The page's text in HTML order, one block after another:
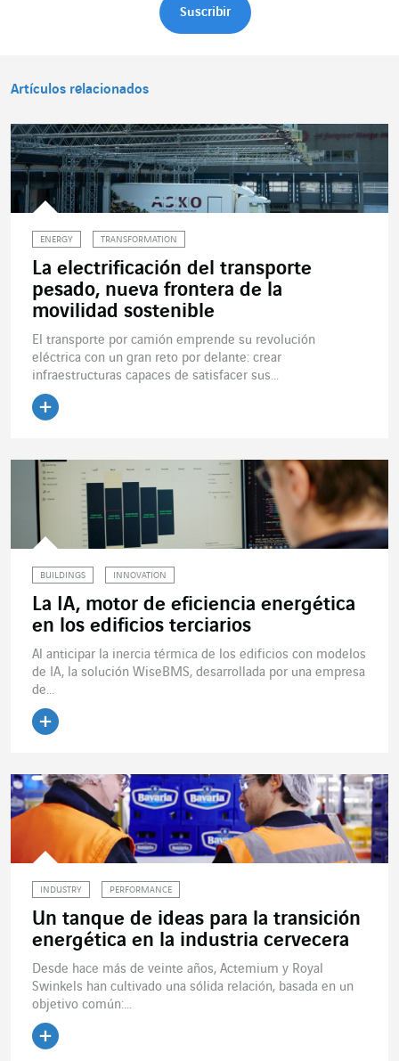
Artículos relacionados
ENERGY TRANSFORMATION
La electrificación del transporte
pesado, nueva frontera de la
movilidad sostenible
El transporte por camión emprende su revolución
eléctrica con un gran reto por delante: crear
infraestructuras capaces de satisfacer sus...
BUILDINGS INNOVATION
La IA, motor de eficiencia energética
en los edificios terciarios
Al anticipar la inercia térmica de los edificios con modelos
de IA, la solución WiseBMS, desarrollada por una empresa
de...
INDUSTRY PERFORMANCE
Un tanque de ideas para la transición
energética en la industria cervecera
Desde hace más de veinte años, Actemium y Royal
Swinkels han cultivado una sólida relación, basada en un
objetivo común:...